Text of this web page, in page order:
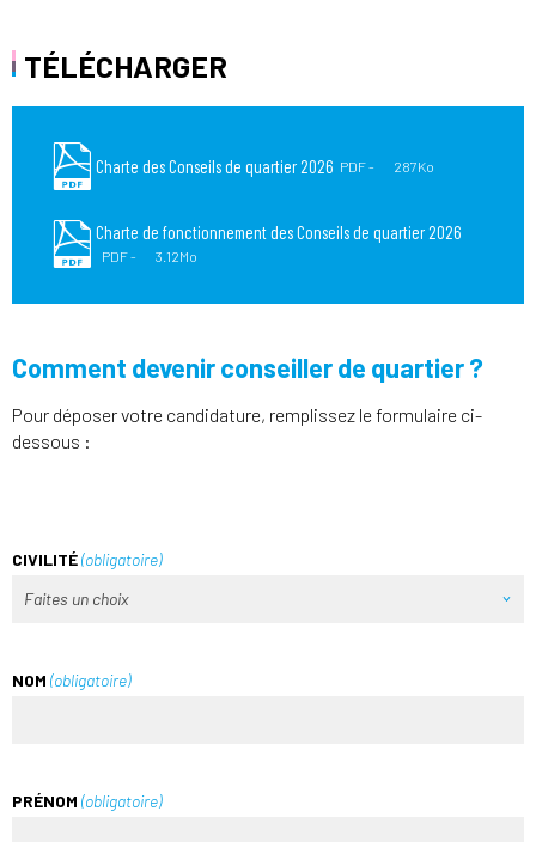
TÉLÉCHARGER
Charte des Conseils de quartier 2026 PDF 287Ko
Charte de fonctionnement des Conseils de quartier 2026
PDF 3.12Mo
Comment devenir conseiller de quartier ?
Pour déposer votre candidature, remplissez le formulaire ci-
dessous :
CIVILITÉ(obligatoire)
NOM (obligatoire)
PRÉNOM (obligatoire)